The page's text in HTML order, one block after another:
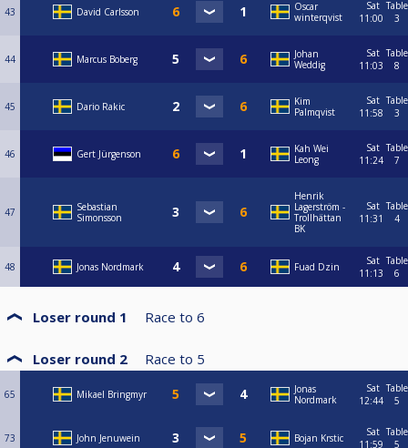
43 David Carlsson
Oscar
winterqvist
Sat
11:00
Table
3
44 Marcus Boberg
Johan
Weddig
Sat
11:03
Table
8
45 Dario Rakic
Kim
Palmqvist
Sat
11:58
Table
3
46 Gert Jürgenson
Kah Wei
Leong
Sat
11:24
Table
7
47
Sebastian
Simonsson
Henrik
Lagerström -
Trollhättan
BK
Sat
11:31
Table
4
48 Jonas Nordmark Fuad Dzin
Sat
11:13
Table
6
Loser round 1 Race to 6
Loser round 2 Race to 5
65 Mikael Bringmyr
Jonas
Nordmark
Sat
12:44
Table
5
73 John Jenuwein Bojan Krstic
Sat
11:59
Table
5